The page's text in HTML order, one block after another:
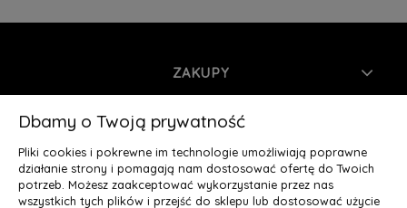
ZAKUPY
INFORMACJE
MOJE KONTO
Dbamy o Twoją prywatność
Pliki cookies i pokrewne im technologie umożliwiają poprawne
działanie strony i pomagają nam dostosować ofertę do Twoich
potrzeb. Możesz zaakceptować wykorzystanie przez nas
wszystkich tych plików i przejść do sklepu lub dostosować użycie